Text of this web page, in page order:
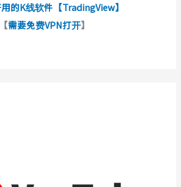
的K线软件【TradingView】
【需要免费VPN打开】